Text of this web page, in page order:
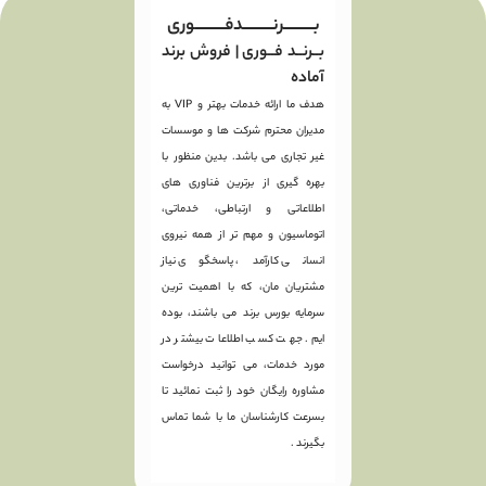
بـــــــــرنـــــــــدفـــــــــوری
بــرنــد فــوری | فروش برند
آماده
هدف ما ارائه خدمات بهتر و VIP به
مدیران محترم شرکت ها و موسسات
غیر تجاری می باشد. بدین منظور با
بهره گیری از برترین فناوری های
اطلاعاتی و ارتباطی، خدماتی،
اتوماسیون و مهم تر از همه نیروی
انسانی کارآمد، پاسخگوی نیاز
مشتریان مان، که با اهمیت ترین
سرمایه بورس برند می باشند، بوده
ایم. جهت کسب اطلاعات بیشتر در
مورد خدمات، می توانید درخواست
مشاوره رایگان خود را ثبت نمائید تا
بسرعت کارشناسان ما با شما تماس
بگیرند .